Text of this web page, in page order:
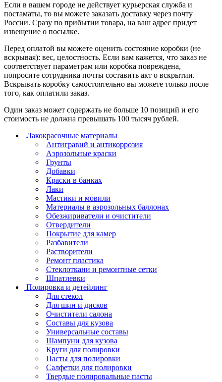
Если в вашем городе не действует курьерская служба и
постаматы, то вы можете заказать доставку через почту
России. Сразу по прибытии товара, на ваш адрес придет
извещение о посылке.
Перед оплатой вы можете оценить состояние коробки (не
вскрывая): вес, целостность. Если вам кажется, что заказ не
соответствует параметрам или коробка повреждена,
попросите сотрудника почты составить акт о вскрытии.
Вскрывать коробку самостоятельно вы можете только после
того, как оплатили заказ.
Один заказ может содержать не больше 10 позиций и его
стоимость не должна превышать 100 тысяч рублей.
Лакокрасочные материалы
Антигравий и антикоррозия
Аэрозольные краски
Грунты
Добавки
Краски в банках
Лаки
Мастики и мовили
Материалы в аэрозольных баллонах
Обезжириватели и очистители
Отвердители
Покрытие для камер
Разбавители
Растворители
Ремонт пластика
Стеклоткани и ремонтные сетки
Шпатлевки
Полировка и детейлинг
Для стекол
Для шин и дисков
Очистители салона
Составы для кузова
Универсальные составы
Шампуни для кузова
Круги для полировки
Пасты для полировки
Салфетки для полировки
Твердые полировальные пасты